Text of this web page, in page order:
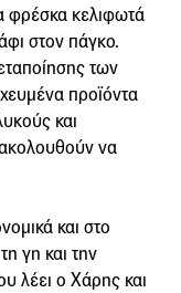
φρέσκα κελιφωτά
στον πάγκο.
των
προϊόντα
και
να
και στο
γη και την
λέει ο Χάρης και